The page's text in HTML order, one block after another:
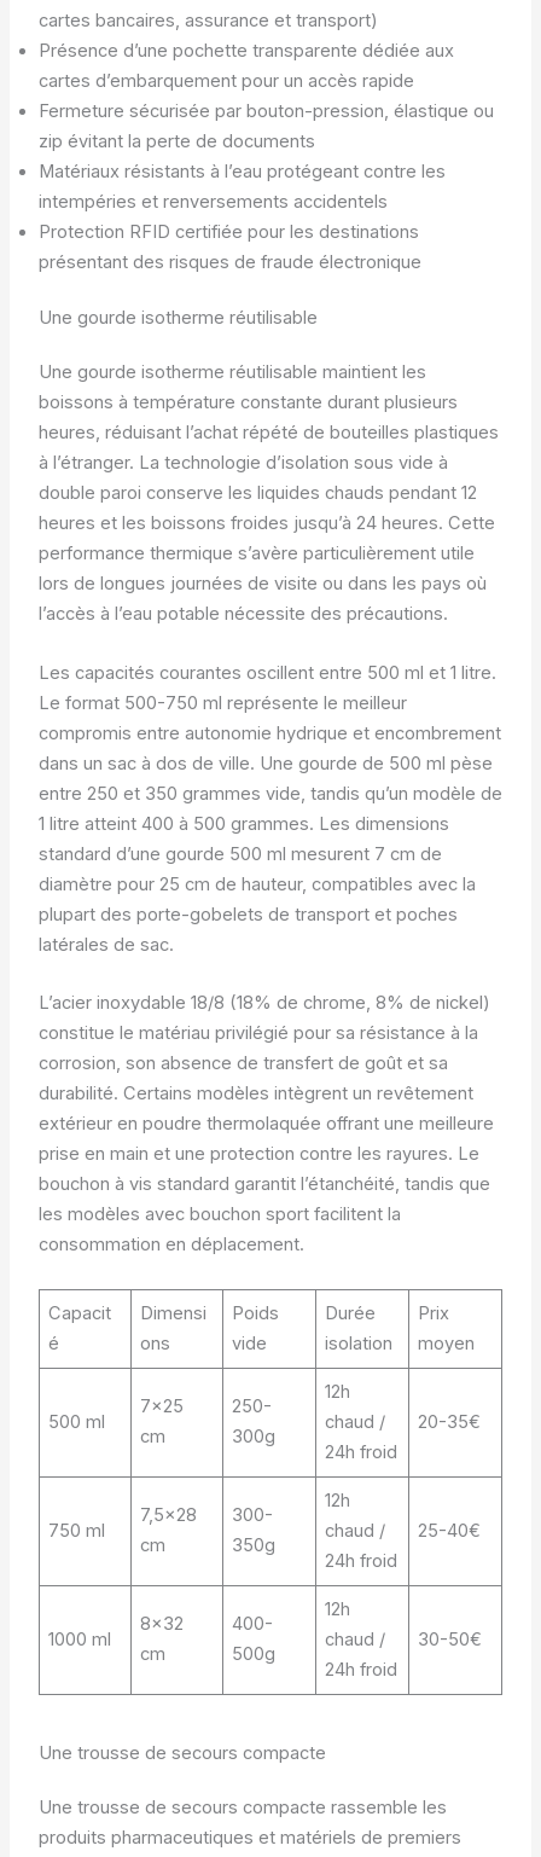
cartes bancaires, assurance et transport)
Présence d’une pochette transparente dédiée aux
cartes d’embarquement pour un accès rapide
Fermeture sécurisée par bouton-pression, élastique ou
zip évitant la perte de documents
Matériaux résistants à l’eau protégeant contre les
intempéries et renversements accidentels
Protection RFID certifiée pour les destinations
présentant des risques de fraude électronique
Une gourde isotherme réutilisable
Une gourde isotherme réutilisable maintient les
boissons à température constante durant plusieurs
heures, réduisant l’achat répété de bouteilles plastiques
à l’étranger. La technologie d’isolation sous vide à
double paroi conserve les liquides chauds pendant 12
heures et les boissons froides jusqu’à 24 heures. Cette
performance thermique s’avère particulièrement utile
lors de longues journées de visite ou dans les pays où
l’accès à l’eau potable nécessite des précautions.
Les capacités courantes oscillent entre 500 ml et 1 litre.
Le format 500-750 ml représente le meilleur
compromis entre autonomie hydrique et encombrement
dans un sac à dos de ville. Une gourde de 500 ml pèse
entre 250 et 350 grammes vide, tandis qu’un modèle de
1 litre atteint 400 à 500 grammes. Les dimensions
standard d’une gourde 500 ml mesurent 7 cm de
diamètre pour 25 cm de hauteur, compatibles avec la
plupart des porte-gobelets de transport et poches
latérales de sac.
L’acier inoxydable 18/8 (18% de chrome, 8% de nickel)
constitue le matériau privilégié pour sa résistance à la
corrosion, son absence de transfert de goût et sa
durabilité. Certains modèles intègrent un revêtement
extérieur en poudre thermolaquée offrant une meilleure
prise en main et une protection contre les rayures. Le
bouchon à vis standard garantit l’étanchéité, tandis que
les modèles avec bouchon sport facilitent la
consommation en déplacement.
Capacit
é
Dimensi
ons
Poids
vide
Durée
isolation
Prix
moyen
500 ml
7×25
cm
250-
300g
12h
chaud /
24h froid
20-35€
750 ml
7,5×28
cm
300-
350g
12h
chaud /
24h froid
25-40€
1000 ml
8×32
cm
400-
500g
12h
chaud /
24h froid
30-50€
Une trousse de secours compacte
Une trousse de secours compacte rassemble les
produits pharmaceutiques et matériels de premiers